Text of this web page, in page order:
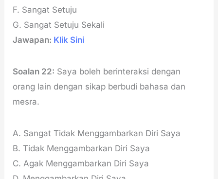
F. Sangat Setuju
G. Sangat Setuju Sekali
Jawapan: Klik Sini
Soalan 22: Saya boleh berinteraksi dengan
orang lain dengan sikap berbudi bahasa dan
mesra.
A. Sangat Tidak Menggambarkan Diri Saya
B. Tidak Menggambarkan Diri Saya
C. Agak Menggambarkan Diri Saya